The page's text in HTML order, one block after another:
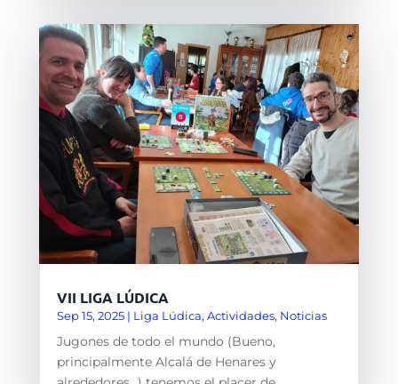
VII LIGA LÚDICA
Sep 15, 2025| Liga Lúdica, Actividades, Noticias
Jugones de todo el mundo (Bueno,
principalmente Alcalá de Henares y